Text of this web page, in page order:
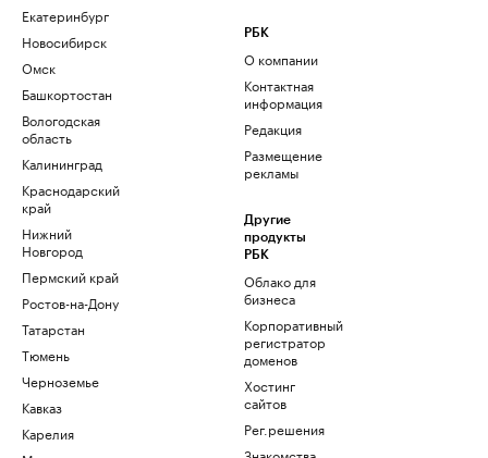
Екатеринбург
Новосибирск
Омск
Башкортостан
Вологодская
область
Калининград
Краснодарский
край
Нижний
Новгород
Пермский край
Ростов-на-Дону
Татарстан
Тюмень
Черноземье
Кавказ
Карелия
РБК
О компании
Контактная
информация
Редакция
Размещение
рекламы
Другие
продукты
РБК
Облако для
бизнеса
Корпоративный
регистратор
доменов
Хостинг
сайтов
Рег.решения